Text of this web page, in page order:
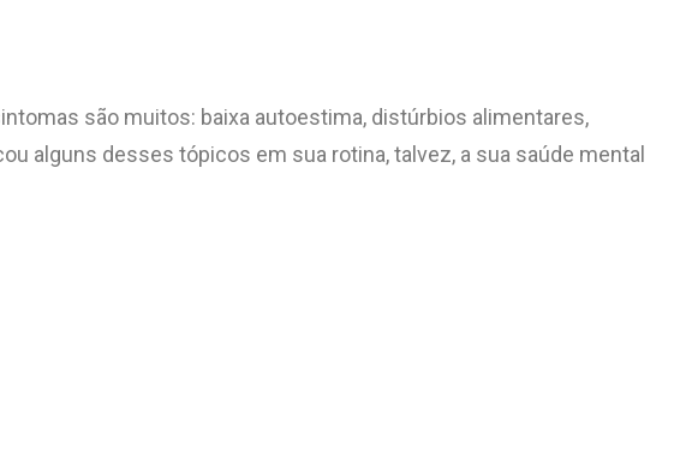
são muitos: baixa autoestima, distúrbios alimentares,
alguns desses tópicos em sua rotina, talvez, a sua saúde mental